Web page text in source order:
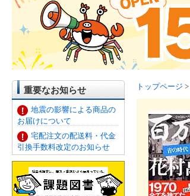
重要なお知らせ
地震の影響による商品の
お届けについて
宅配注文の配送料・代金
引換手数料改定のお知らせ
トップページ >